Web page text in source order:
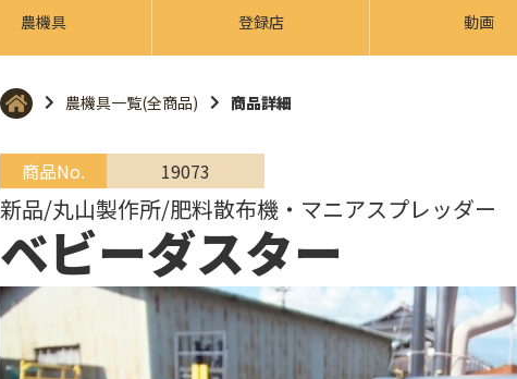
農機具 登録店 動画
農機具一覧(全商品) 商品詳細
商品No. 19073
新品/丸山製作所/肥料散布機・マニアスプレッダー
ベビーダスター